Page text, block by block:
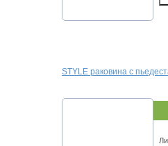
STYLE раковина с